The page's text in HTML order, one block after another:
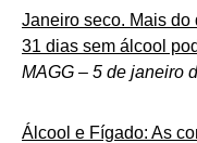
Janeiro seco. Mais do
31 dias sem álcool
MAGG – 5 de janeiro
Álcool e Fígado: As